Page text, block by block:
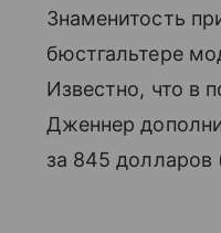
Знаменитость
бюстгальтере
Известно, что в
Дженнер
за 845 долларов